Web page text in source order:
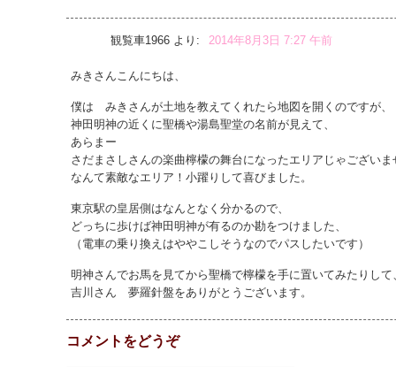
観覧車1966 より: 2014年8月3日 7:27 午前
みきさんこんにちは、
僕は みきさんが土地を教えてくれたら地図を開くのですが、
神田明神の近くに聖橋や湯島聖堂の名前が見えて、
あらまー
さだまさしさんの楽曲檸檬の舞台になったエリアじゃございま
なんて素敵なエリア！小躍りして喜びました。
東京駅の皇居側はなんとなく分かるので、
どっちに歩けば神田明神が有るのか勘をつけました、
（電車の乗り換えはややこしそうなのでパスしたいです）
明神さんでお馬を見てから聖橋で檸檬を手に置いてみたりして
吉川さん 夢羅針盤をありがとうございます。
コメントをどうぞ